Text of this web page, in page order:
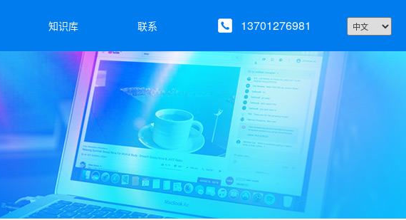
知识库
联系
13701276981